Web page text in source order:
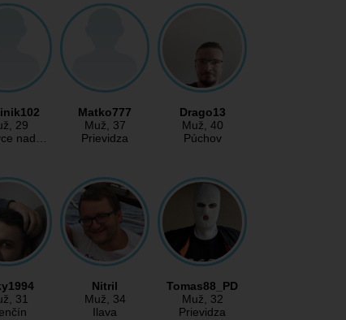
, 29
nad…
Matko777
Muž, 37
Prievidza
Drago13
Muž, 40
Púchov
, 31
Nitril
Muž, 34
Ilava
Tomas88_PD
Muž, 32
Prievidza